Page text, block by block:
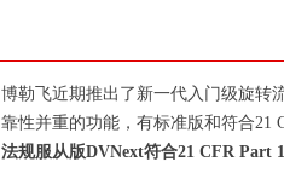
博勒飞近期推出了新一代入门级旋转
靠性并重的功能，有标准版和符合21
法规服从版DVNext符合21 CFR Part